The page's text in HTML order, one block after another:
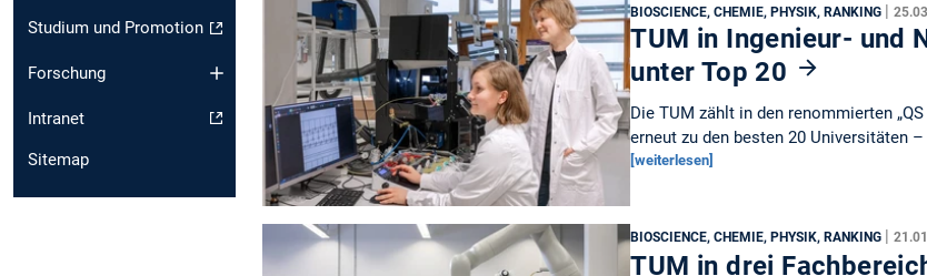
Studium und Promotion
Forschung
Intranet
Sitemap
BIOSCIENCE, CHEMIE, PHYSIK, RANKING |
TUM in Ingenieur- und
unter Top 20
Die TUM zählt in den renommierten
erneut zu den besten 20 Universitäten
[weiterlesen]
BIOSCIENCE, CHEMIE, PHYSIK, RANKING |
TUM in drei